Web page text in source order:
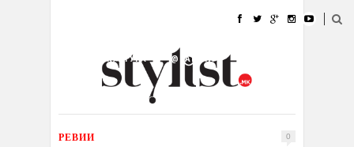
УБАВИНА
КУЛТУРА @РАБОТА
ИЗЛОГ
РЕВИИ 0